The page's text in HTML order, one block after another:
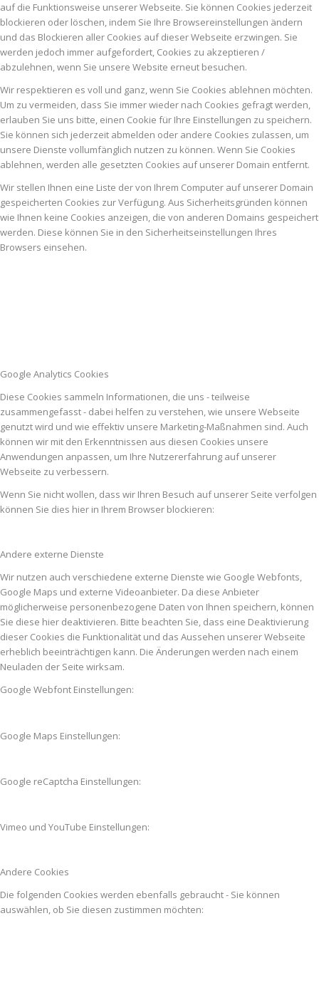
auf die Funktionsweise unserer Webseite. Sie können Cookies jederzeit
blockieren oder löschen, indem Sie Ihre Browsereinstellungen ändern
und das Blockieren aller Cookies auf dieser Webseite erzwingen. Sie
werden jedoch immer aufgefordert, Cookies zu akzeptieren /
abzulehnen, wenn Sie unsere Website erneut besuchen.
Wir respektieren es voll und ganz, wenn Sie Cookies ablehnen möchten.
Um zu vermeiden, dass Sie immer wieder nach Cookies gefragt werden,
erlauben Sie uns bitte, einen Cookie für Ihre Einstellungen zu speichern.
Sie können sich jederzeit abmelden oder andere Cookies zulassen, um
unsere Dienste vollumfänglich nutzen zu können. Wenn Sie Cookies
ablehnen, werden alle gesetzten Cookies auf unserer Domain entfernt.
Wir stellen Ihnen eine Liste der von Ihrem Computer auf unserer Domain
gespeicherten Cookies zur Verfügung. Aus Sicherheitsgründen können
wie Ihnen keine Cookies anzeigen, die von anderen Domains gespeichert
werden. Diese können Sie in den Sicherheitseinstellungen Ihres
Browsers einsehen.
Google Analytics Cookies
Diese Cookies sammeln Informationen, die uns - teilweise
zusammengefasst - dabei helfen zu verstehen, wie unsere Webseite
genutzt wird und wie effektiv unsere Marketing-Maßnahmen sind. Auch
können wir mit den Erkenntnissen aus diesen Cookies unsere
Anwendungen anpassen, um Ihre Nutzererfahrung auf unserer
Webseite zu verbessern.
Wenn Sie nicht wollen, dass wir Ihren Besuch auf unserer Seite verfolgen
können Sie dies hier in Ihrem Browser blockieren:
Andere externe Dienste
Wir nutzen auch verschiedene externe Dienste wie Google Webfonts,
Google Maps und externe Videoanbieter. Da diese Anbieter
möglicherweise personenbezogene Daten von Ihnen speichern, können
Sie diese hier deaktivieren. Bitte beachten Sie, dass eine Deaktivierung
dieser Cookies die Funktionalität und das Aussehen unserer Webseite
erheblich beeinträchtigen kann. Die Änderungen werden nach einem
Neuladen der Seite wirksam.
Google Webfont Einstellungen:
Google Maps Einstellungen:
Google reCaptcha Einstellungen:
Vimeo und YouTube Einstellungen:
Andere Cookies
Die folgenden Cookies werden ebenfalls gebraucht - Sie können
auswählen, ob Sie diesen zustimmen möchten: